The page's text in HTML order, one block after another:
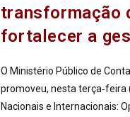
transformação
fortalecer a
O Ministério Público de
promoveu, nesta terça‑feira
Nacionais e Internacionais: